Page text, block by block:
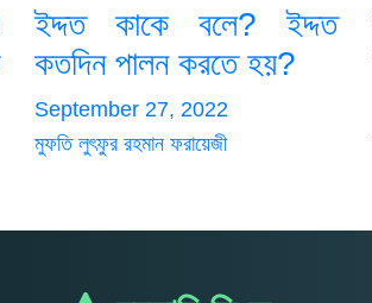
ইদ্দত কাকে বলে? ইদ্দত
কতদিন পালন করতে হয়?
September 27, 2022
মুফতি লুৎফুর রহমান ফরায়েজী